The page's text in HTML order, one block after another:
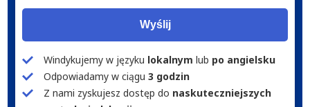
Wyślij
Windykujemy w języku lokalnym lub po angielsku
Odpowiadamy w ciągu 3 godzin
Z nami zyskujesz dostęp do naskuteczniejszych